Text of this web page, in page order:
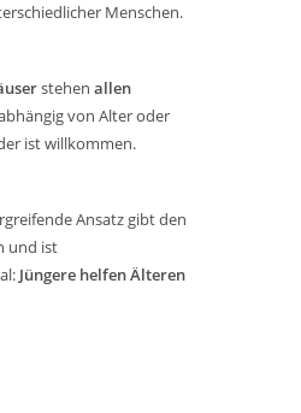
Menschen.
stehen allen
von Alter oder
ist willkommen.
Ansatz gibt den
und ist
Jüngere helfen Älteren